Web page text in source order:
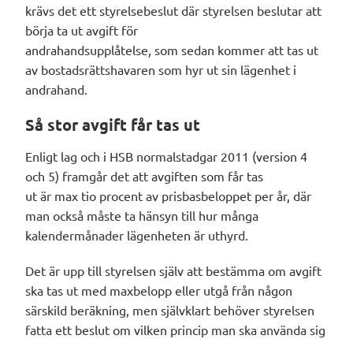
krävs det ett styrelsebeslut där styrelsen beslutar att
börja ta ut avgift för
andrahandsupplåtelse,som sedan kommer att tas ut
av bostadsrättshavaren som hyr ut sin lägenhet i
andrahand.
Så stor avgift får tas ut
Enligt lag och i HSB normalstadgar 2011 (version 4
och 5) framgår det att avgiften som får tas
utär max tio procentav prisbasbeloppet per år, där
man också måste ta hänsyn till hur många
kalendermånader lägenheten är uthyrd.
Det är upp till styrelsensjälvatt bestämma om avgift
ska tas ut med maxbelopp eller utgå från någon
särskild beräkning, men självklart behöver styrelsen
fatta ett beslut om vilken princip man ska använda sig